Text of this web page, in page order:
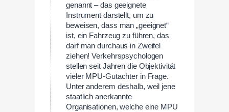
genannt – das geeignete
Instrument darstellt, um zu
beweisen, dass man „geeignet“
ist, ein Fahrzeug zu führen, das
darf man durchaus in Zweifel
ziehen! Verkehrspsychologen
stellen seit Jahren die Objektivität
vieler MPU-Gutachter in Frage.
Unter anderem deshalb, weil jene
staatlich anerkannte
Organisationen, welche eine MPU